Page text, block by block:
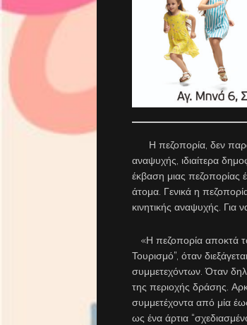
Η πεζοπορία, δεν
αναψυχής, ιδιαίτερα
έκβαση μιας
άτομα. Γενικά η
κινητικής αναψυχής. Για
«Η πεζοπορία αποκτά
Τουρισμό”, όταν
συμμετεχόντων. Όταν
της περιοχής δράσης.
συμμετέχοντα από μία
ως ένα άρτια